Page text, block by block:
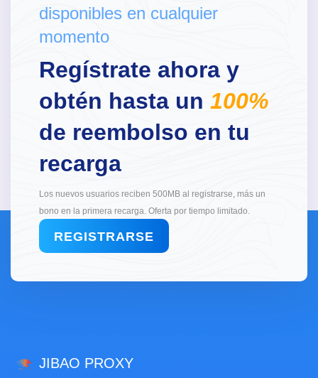
disponibles en cualquier
momento
Regístrate ahora y
obtén hasta un 100%
de reembolso en tu
recarga
Los nuevos usuarios reciben 500MB al registrarse, más un
bono en la primera recarga. Oferta por tiempo limitado.
REGISTRARSE
JIBAO PROXY